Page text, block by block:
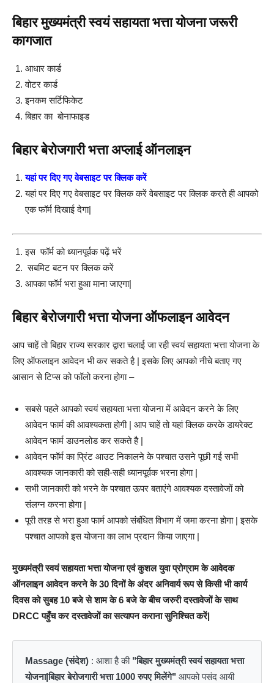
बिहार मुख्यमंत्री स्वयं सहायता भत्ता योजना जरूरी
कागजात
आधार कार्ड
वोटर कार्ड
इनकम सर्टिफिकेट
बिहार का बोनाफाइड
बिहार बेरोजगारी भत्ता अप्लाई ऑनलाइन
यहां पर दिए गए वेबसाइट पर क्लिक करें
यहां पर दिए गए वेबसाइट पर क्लिक करें वेबसाइट पर क्लिक करते ही आपको
एक फॉर्म दिखाई देगा|
इस फॉर्म को ध्यानपूर्वक पढ़ें भरें
सबमिट बटन पर क्लिक करें
आपका फॉर्म भरा हुआ माना जाएगा|
बिहार बेरोजगारी भत्ता योजना ऑफलाइन आवेदन
आप चाहें तो बिहार राज्य सरकार द्वारा चलाई जा रही स्वयं सहायता भत्ता योजना के
लिए ऑफलाइन आवेदन भी कर सकते है | इसके लिए आपको नीचे बताए गए
आसान से टिप्स को फॉलो करना होगा –
सबसे पहले आपको स्वयं सहायता भत्ता योजना में आवेदन करने के लिए
आवेदन फार्म की आवश्यकता होगी | आप चाहें तो यहां क्लिक करके डायरेक्ट
आवेदन फार्म डाउनलोड कर सकते है |
आवेदन फॉर्म का प्रिंट आउट निकालने के पश्चात उसने पूछी गई सभी
आवश्यक जानकारी को सही-सही ध्यानपूर्वक भरना होगा |
सभी जानकारी को भरने के पश्चात ऊपर बताएंगे आवश्यक दस्तावेजों को
संलग्न करना होगा |
पूरी तरह से भरा हुआ फार्म आपको संबंधित विभाग में जमा करना होगा | इसके
पश्चात आपको इस योजना का लाभ प्रदान किया जाएगा |
मुख्यमंत्री स्वयं सहायता भत्ता योजना एवं कुशल युवा प्रोग्राम के आवेदक
ऑनलाइन आवेदन करने के 30 दिनों के अंदर अनिवार्य रूप से किसी भी कार्य
दिवस को सुबह 10 बजे से शाम के 6 बजे के बीच जरुरी दस्तावेजों के साथ
DRCC पहुँच कर दस्तावेजों का सत्यापन कराना सुनिश्चित करें|
Massage (संदेश) : आशा है की "बिहार मुख्यमंत्री स्वयं सहायता भत्ता
योजना|बिहार बेरोजगारी भत्ता 1000 रुपए मिलेंगे" आपको पसंद आयी